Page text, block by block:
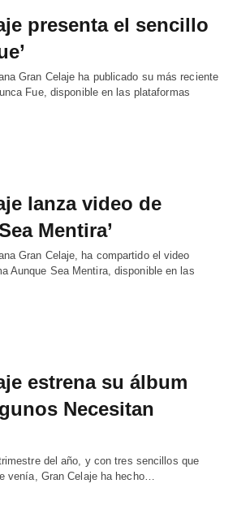
presenta el sencillo
Gran Celaje ha publicado su más reciente
Fue, disponible en las plataformas
lanza video de
Mentira’
Gran Celaje, ha compartido el video
Aunque Sea Mentira, disponible en las
estrena su álbum
Necesitan
del año, y con tres sencillos que
venía, Gran Celaje ha hecho…